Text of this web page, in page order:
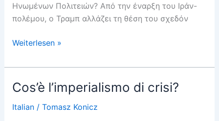
Ηνωμένων Πολιτειών? Από την έναρξη του Ιράν-
πολέμου, ο Τραμπ αλλάζει τη θέση του σχεδόν
Απώλεια
στον
Κόλπο?
Weiterlesen »
Cos’è l’imperialismo di crisi?
Italian/ Tomasz Konicz